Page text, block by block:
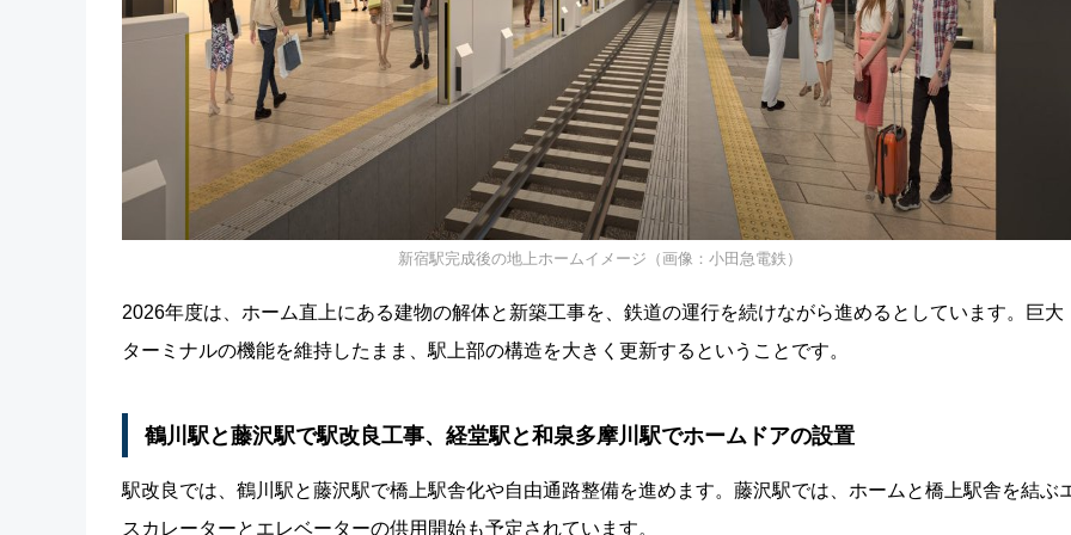
新宿駅完成後の地上ホームイメージ（画像：小田急電鉄）
2026年度は、ホーム直上にある建物の解体と新築工事を、鉄道の運行を続けながら進めるとしています。巨大
ターミナルの機能を維持したまま、駅上部の構造を大きく更新するということです。
鶴川駅と藤沢駅で駅改良工事、経堂駅と和泉多摩川駅でホームドアの設置
駅改良では、鶴川駅と藤沢駅で橋上駅舎化や自由通路整備を進めます。藤沢駅では、ホームと橋上駅舎を結ぶ
スカレーターとエレベーターの供用開始も予定されています。